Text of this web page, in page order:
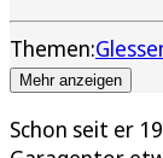
Themen:
Mehr anzeigen
Schon seit er